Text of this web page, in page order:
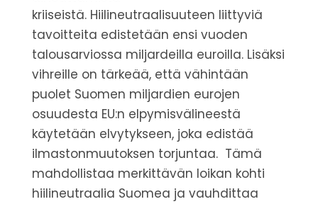
kriiseistä. Hiilineutraalisuuteen liittyviä
tavoitteita edistetään ensi vuoden
talousarviossa miljardeilla euroilla. Lisäksi
vihreille on tärkeää, että vähintään
puolet Suomen miljardien eurojen
osuudesta EU:n elpymisvälineestä
käytetään elvytykseen, joka edistää
ilmastonmuutoksen torjuntaa. Tämä
mahdollistaa merkittävän loikan kohti
hiilineutraalia Suomea ja vauhdittaa